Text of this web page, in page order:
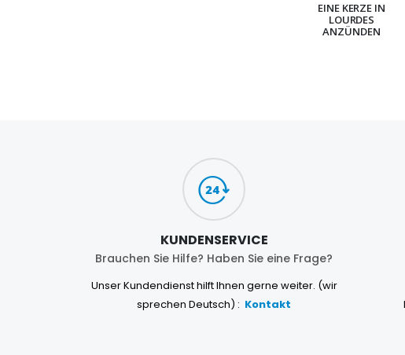
EINE KERZE IN
LOURDES
ANZÜNDEN
KUNDENSERVICE
Brauchen Sie Hilfe? Haben Sie eine Frage?
Unser Kundendienst hilft Ihnen gerne weiter. (wir
sprechen Deutsch) : Kontakt